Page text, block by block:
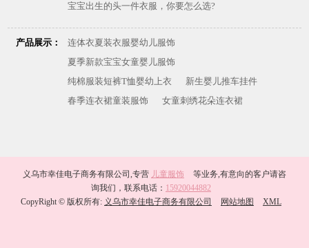
宝宝出生的头一件衣服，你要怎么选?
产品展示：
连体衣夏装衣服婴幼儿服饰
夏季新款宝宝女童婴儿服饰
纯棉服装短裤T恤婴幼上衣
新生婴儿推车挂件
春季连衣裙童装服饰
女童刺绣花朵连衣裙
义乌市幸佳电子商务有限公司,专营 儿童服饰
等业务,有意向的客户请咨
询我们，联系电话： 15920044882
CopyRight © 版权所有: 义乌市幸佳电子商务有限公司 网站地图 XML